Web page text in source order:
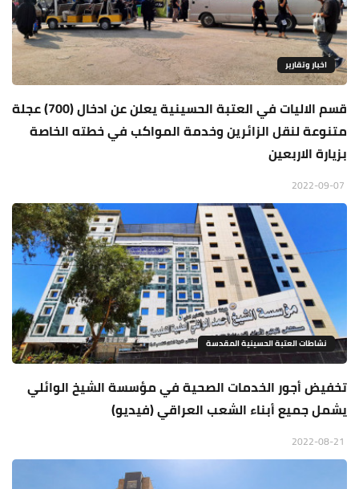
اخبار وتقارير
قسم الاليات في العتبة الحسينية يعلن عن ادخال (700) عجلة
متنوعة لنقل الزائرين وخدمة المواكب في خطته الخاصة
بزيارة الاربعين
نشاطات العتبة الحسينية المقدسة
تخفيض أجور الخدمات الصحية في مؤسسة الشيخ الوائلي
يشمل جميع أبناء الشعب العراقي (فيديو)